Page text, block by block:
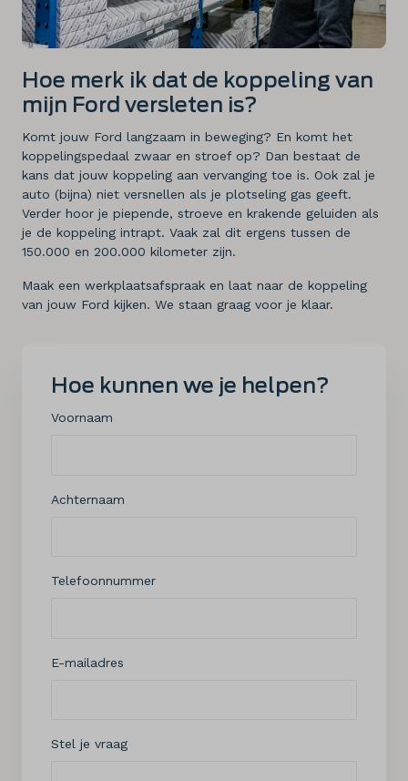
Hoe merk ik dat de koppeling van
mijn Ford versleten is?
Komt jouw Ford langzaam in beweging? En komt het
koppelingspedaal zwaar en stroef op? Dan bestaat de
kans dat jouw koppeling aan vervanging toe is. Ook zal je
auto (bijna) niet versnellen als je plotseling gas geeft.
Verder hoor je piepende, stroeve en krakende geluiden als
je de koppeling intrapt. Vaak zal dit ergens tussen de
150.000 en 200.000 kilometer zijn.
Maak een werkplaatsafspraak en laat naar de koppeling
van jouw Ford kijken. We staan graag voor je klaar.
Hoe kunnen we je helpen?
Voornaam
Achternaam
Telefoonnummer
E-mailadres
Stel je vraag